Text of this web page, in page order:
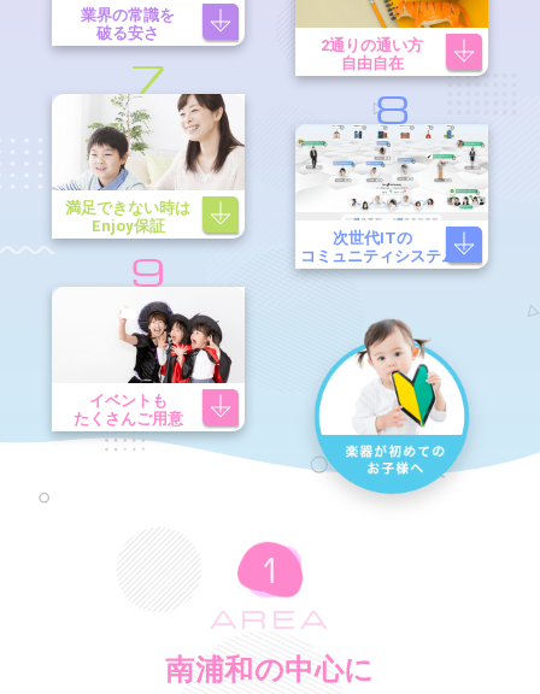
業界の常識を
破る安さ
2通りの通い方
自由自在
7
満足できない時は
Enjoy保証
8
次世代ITの
コミュニティシステム
9
イベントも
たくさんご用意
AREA
南浦和の中心に